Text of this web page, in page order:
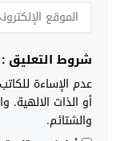
شروط التعليق :
عدم الإساءة
أو الذات الالهية.
والشتائم.